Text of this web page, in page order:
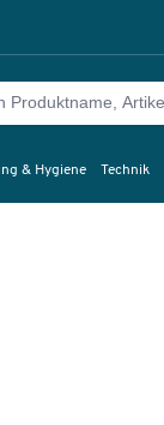
& Hygiene Technik